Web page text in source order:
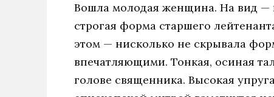
Вошла молодая женщина. На вид —
строгая форма старшего
этом — нисколько не скрывала
впечатляющими. Тонкая, осиная
голове священника. Высокая